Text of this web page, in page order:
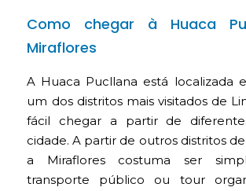
Como chegar à Huaca
Miraflores
A Huaca Pucllana está localizada
um dos distritos mais visitados de
fácil chegar a partir de
cidade. A partir de outros distritos
a Miraflores costuma ser
transporte público ou tour